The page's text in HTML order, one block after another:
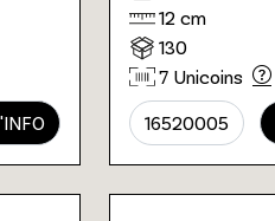
12 cm
130
7 Unicoins
16520005